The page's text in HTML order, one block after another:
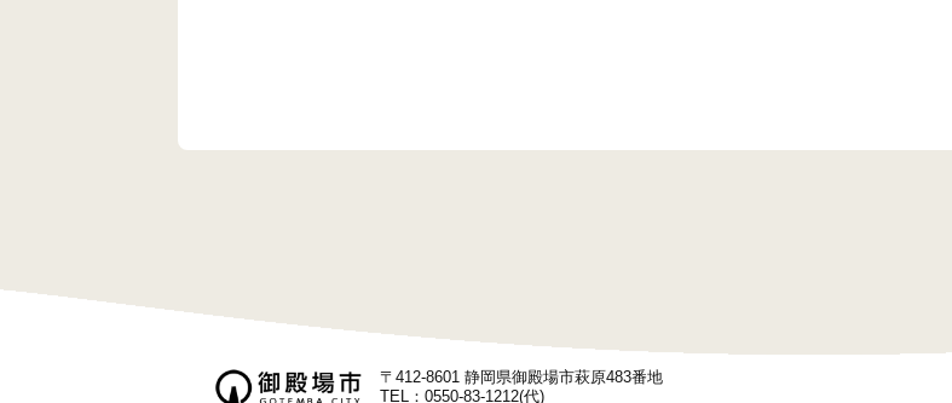
〒412-8601 静岡県御殿場市萩原483番地
TEL：0550-83-1212(代)